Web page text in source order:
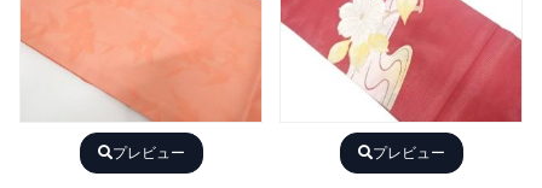
プレビュー プレビュー